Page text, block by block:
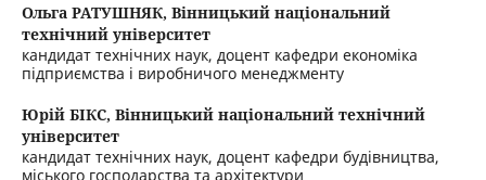
Ольга РАТУШНЯК, Вінницький національний
технічний університет
кандидат технічних наук, доцент кафедри економіка
підприємства і виробничого менеджменту
Юрій БІКС, Вінницький національний технічний
університет
кандидат технічних наук, доцент кафедри будівництва,
міського господарства та архітектури